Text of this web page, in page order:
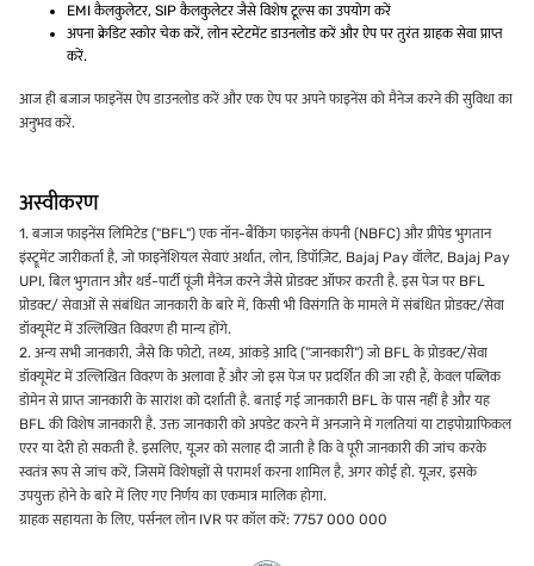
EMI कैलकुलेटर, SIP कैलकुलेटर जैसे विशेष टूल्स का उपयोग करें
अपना क्रेडिट स्कोर चेक करें, लोन स्टेटमेंट डाउनलोड करें और ऐप पर तुरंत ग्राहक सेवा प्राप्त
करें.
आज ही बजाज फाइनेंस ऐप डाउनलोड करें और एक ऐप पर अपने फाइनेंस को मैनेज करने की सुविधा का
अनुभव करें.
अस्वीकरण
1. बजाज फाइनेंस लिमिटेड ("BFL") एक नॉन-बैंकिंग फाइनेंस कंपनी (NBFC) और प्रीपेड भुगतान
इंस्ट्रूमेंट जारीकर्ता है, जो फाइनेंशियल सेवाएं अर्थात, लोन, डिपॉज़िट, Bajaj Pay वॉलेट, Bajaj Pay
UPI, बिल भुगतान और थर्ड-पार्टी पूंजी मैनेज करने जैसे प्रोडक्ट ऑफर करती है. इस पेज पर BFL
प्रोडक्ट/ सेवाओं से संबंधित जानकारी के बारे में, किसी भी विसंगति के मामले में संबंधित प्रोडक्ट/सेवा
डॉक्यूमेंट में उल्लिखित विवरण ही मान्य होंगे.
2. अन्य सभी जानकारी, जैसे कि फोटो, तथ्य, आंकड़े आदि ("जानकारी") जो BFL के प्रोडक्ट/सेवा
डॉक्यूमेंट में उल्लिखित विवरण के अलावा हैं और जो इस पेज पर प्रदर्शित की जा रही हैं, केवल पब्लिक
डोमेन से प्राप्त जानकारी के सारांश को दर्शाती है. बताई गई जानकारी BFL के पास नहीं है और यह
BFL की विशेष जानकारी है. उक्त जानकारी को अपडेट करने में अनजाने में गलतियां या टाइपोग्राफिकल
एरर या देरी हो सकती है. इसलिए, यूज़र को सलाह दी जाती है कि वे पूरी जानकारी की जांच करके
स्वतंत्र रूप से जांच करें, जिसमें विशेषज्ञों से परामर्श करना शामिल है, अगर कोई हो. यूज़र, इसके
उपयुक्त होने के बारे में लिए गए निर्णय का एकमात्र मालिक होगा.
ग्राहक सहायता के लिए, पर्सनल लोन IVR पर कॉल करें: 7757 000 000